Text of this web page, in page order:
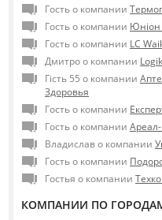
Гость о компании
Гость о компании
Гость о компании LC
Дмитро о компании
Гість 55 о компании
Здоровья
Гость о компании
Гость о компании
Владислав о компании
Гость о компании
Гостья о компании
КОМПАНИИ ПО